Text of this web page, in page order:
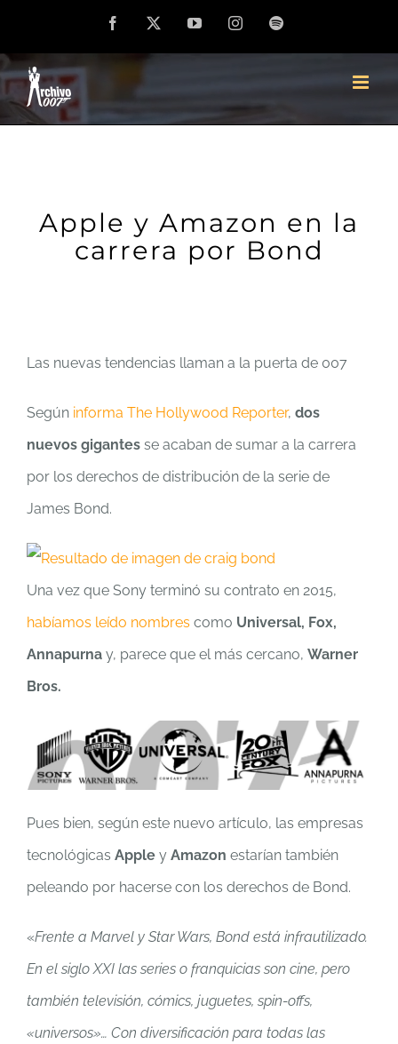
contenido
Facebook YouTubeInstagramSpotify
Apple y Amazon en la
carrera por Bond
Las nuevas tendencias llaman a la puerta de 007
Según informa The Hollywood Reporter, dos
nuevos gigantes se acaban de sumar a la carrera
por los derechos de distribución de la serie de
James Bond.
Una vez que Sony terminó su contrato en 2015,
habíamos leído nombres como Universal, Fox,
Annapurna y, parece que el más cercano, Warner
Bros.
Pues bien, según este nuevo artículo, las empresas
tecnológicas Apple y Amazon estarían también
peleando por hacerse con los derechos de Bond.
«Frente a Marvel y Star Wars, Bond está infrautilizado.
En el siglo XXI las series o franquicias son cine, pero
también televisión, cómics, juguetes, spin-offs,
«universos»… Con diversificación para todas las